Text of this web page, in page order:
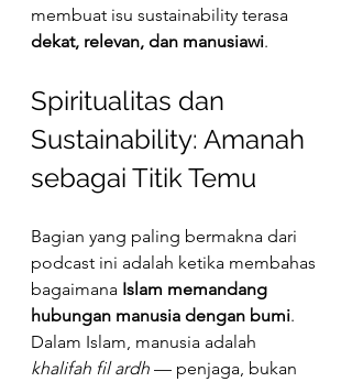
membuat isu sustainability terasa
dekat, relevan, dan manusiawi.
Spiritualitas dan
Sustainability: Amanah
sebagai Titik Temu
Bagian yang paling bermakna dari
podcast ini adalah ketika membahas
bagaimana Islam memandang
hubungan manusia dengan bumi.
Dalam Islam, manusia adalah
khalifah fil ardh — penjaga, bukan